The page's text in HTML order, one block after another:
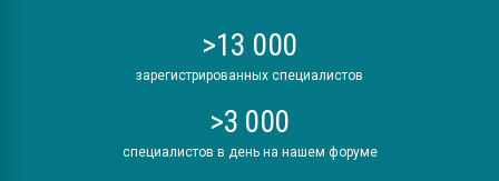
>13 000
зарегистрированных специалистов
>3 000
специалистов в день на нашем форуме